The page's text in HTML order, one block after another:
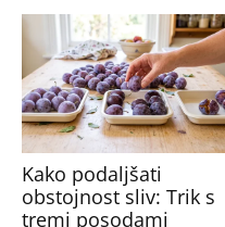
Kako podaljšati
obstojnost sliv: Trik s
tremi posodami